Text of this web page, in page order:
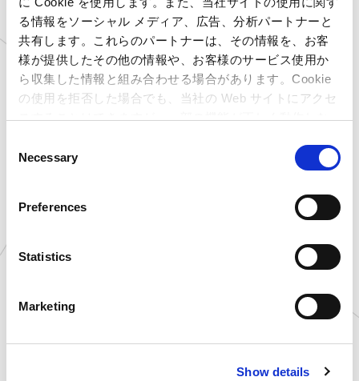
る情報をソーシャル メディア、広告、分析パートナーと
共有します。これらのパートナーは、その情報を、お客
様が提供したその他の情報や、お客様のサービス使用か
ら収集した情報と組み合わせる場合があります。Cookie
の使用を拒否した場合でも、当社の Web サイトにアクセ
スすることはできますが、一部の機能が正しく動作しな
Necessary
Preferences
Statistics
Marketing
Show details
・当選者の発表は当選者への連絡をもって代え
させていただきます。
・景品が選べる形式のキャンペーンの場合は当
選の際にお伝えした景品を発送いたします。ま
た、それ以外の形式のキャンペーンの場合は景
品をお選びいただく事はできませんのでご了承く
●当選に関する注意事項
・当選者の賞品送付先として同一の住所が複数
ご申告された場合、ご申告の日時が一番早い宛
先のみを有効とし、以降は無効とさせていただき
ます。
・下記の場合は当選を無効とさせていただきま